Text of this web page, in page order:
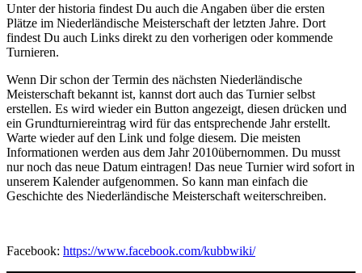
Unter der historia findest Du auch die Angaben über die ersten
Plätze im Niederländische Meisterschaft der letzten Jahre. Dort
findest Du auch Links direkt zu den vorherigen oder kommende
Turnieren.
Wenn Dir schon der Termin des nächsten Niederländische
Meisterschaft bekannt ist, kannst dort auch das Turnier selbst
erstellen. Es wird wieder ein Button angezeigt, diesen drücken und
ein Grundturniereintrag wird für das entsprechende Jahr erstellt.
Warte wieder auf den Link und folge diesem. Die meisten
Informationen werden aus dem Jahr 2010übernommen. Du musst
nur noch das neue Datum eintragen! Das neue Turnier wird sofort in
unserem Kalender aufgenommen. So kann man einfach die
Geschichte des Niederländische Meisterschaft weiterschreiben.
Facebook: https://www.facebook.com/kubbwiki/